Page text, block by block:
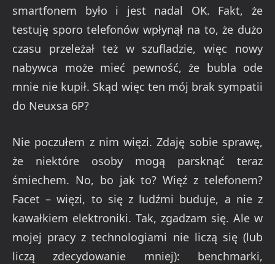
smartfonem było i jest nadal OK. Fakt, że
testuję sporo telefonów wpłynął na to, że dużo
czasu przeleżał też w szufladzie, więc nowy
nabywca może mieć pewność, że bubla ode
mnie nie kupił. Skąd więc ten mój brak sympatii
do Neuxsa 6P?
Nie poczułem z nim więzi. Zdaję sobie sprawę,
że niektóre osoby mogą parsknąć teraz
śmiechem. No, bo jak to? Więź z telefonem?
Facet – więzi, to się z ludźmi buduje, a nie z
kawałkiem elektroniki. Tak, zgadzam się. Ale w
mojej pracy z technologiami nie liczą się (lub
liczą zdecydowanie mniej): benchmarki,